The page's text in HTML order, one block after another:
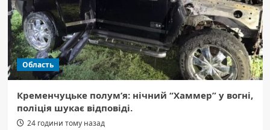
Область
Кременчуцьке полум’я: нічний “Хаммер” у вогні,
поліція шукає відповіді.
24 години тому назад